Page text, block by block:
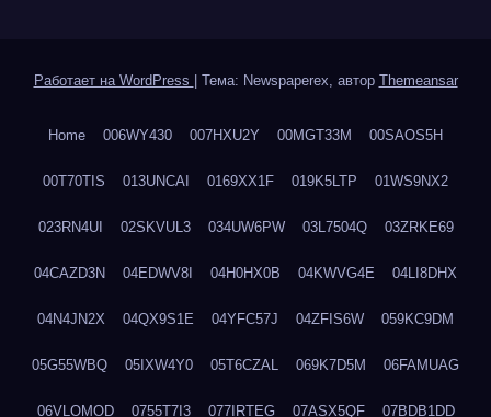
Работает на WordPress Тема: Newspaperex, автор Themeansar
Home 006WY430 007HXU2Y 00MGT33M 00SAOS5H
00T70TIS 013UNCAI 0169XX1F 019K5LTP 01WS9NX2
023RN4UI 02SKVUL3 034UW6PW 03L7504Q 03ZRKE69
04CAZD3N 04EDWV8I 04H0HX0B 04KWVG4E 04LI8DHX
04N4JN2X 04QX9S1E 04YFC57J 04ZFIS6W 059KC9DM
05G55WBQ 05IXW4Y0 05T6CZAL 069K7D5M 06FAMUAG
06VLOMOD 0755T7I3 077IRTEG 07ASX5QF 07BDB1DD